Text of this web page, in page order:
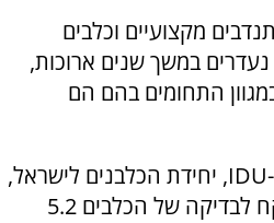
מקצועיים וכלבים
נעדרים במשך שנים ארוכות,
התחומים בהם הם
יקותיאל בן יעקב, מנהל ה-IDU, יחידת הכלבנים לישראל,
סיפר באולפן ערוץ 7: "לוקח לבדיקה של הכלבים 5.2